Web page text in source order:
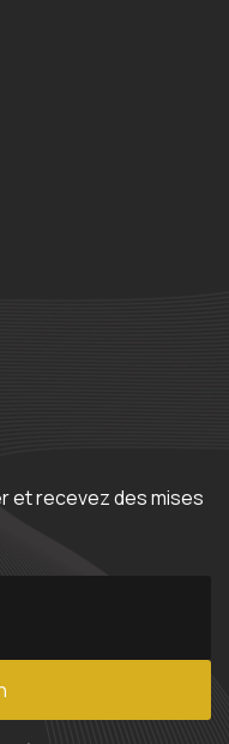
et recevez des mises